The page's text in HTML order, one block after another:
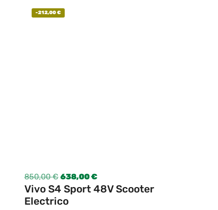
-212,00€
850,00€ 638,00€
Vivo S4 Sport 48V Scooter
Electrico